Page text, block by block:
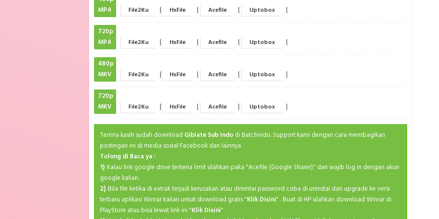
MP4
File2Ku | HxFile | Acefile | Uptobox |
720p
MP4
File2Ku | HxFile | Acefile | Uptobox |
480p
MKV
File2Ku | HxFile | Acefile | Uptobox |
720p
MKV
File2Ku | HxFile | Acefile | Uptobox |
Terima kasih sudah download Gibiate Sub Indodi Batchindo. Support kami dengan cara membagikan
postingan ini di media sosial Facebook dan lainnya
Tolong di Baca ya :
1} Kalau link google drive terkena limit silahkan paka "Acefile (Google Sharer)" dan wajib log in dengan akun
google kalian.
2} Bila file ketika di extrak terjadi kerusakan atau dimintai password coba di uninstal dan upgrade ke versi
terbaru aplikasi Winrar kalian untuk download gratis "Klik Disini" . Buat di HP silahkan download Winrar di
PlayStore atau bisa lewat link ini "Klik Disini" .